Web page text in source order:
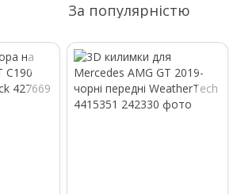
За популярністю